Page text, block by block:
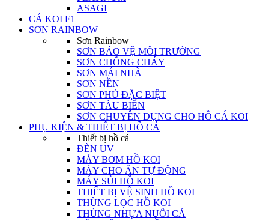
ASAGI
CÁ KOI F1
SƠN RAINBOW
Sơn Rainbow
SƠN BẢO VỆ MÔI TRƯỜNG
SƠN CHỐNG CHÁY
SƠN MÁI NHÀ
SƠN NỀN
SƠN PHỦ ĐẶC BIỆT
SƠN TÀU BIỂN
SƠN CHUYÊN DỤNG CHO HỒ CÁ KOI
PHỤ KIỆN & THIẾT BỊ HỒ CÁ
Thiết bị hồ cá
ĐÈN UV
MÁY BƠM HỒ KOI
MÁY CHO ĂN TỰ ĐỘNG
MÁY SỦI HỒ KOI
THIẾT BỊ VỆ SINH HỒ KOI
THÙNG LỌC HỒ KOI
THÙNG NHỰA NUÔI CÁ